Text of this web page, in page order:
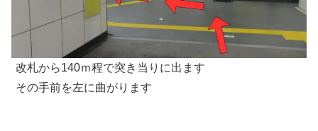
改札から140ｍ程で突き当りに出ます
その手前を左に曲がります